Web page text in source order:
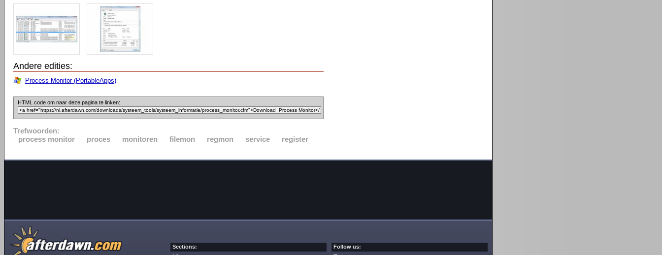
Andere edities:
Process Monitor (PortableApps)
HTML code om naar deze pagina te linken:
Trefwoorden:
process monitor
proces monitoren filemon regmon service register
Sections: Follow us: